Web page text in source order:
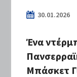
30.01.2026
Ένα
Μπάσκετ